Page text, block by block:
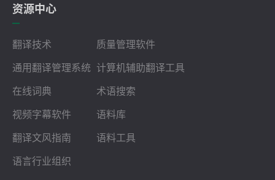
资源中心
翻译技术
质量管理软件
通用翻译管理系统 计算机辅助翻译工具
在线词典
术语搜索
视频字幕软件
语料库
翻译文风指南
语料工具
语言行业组织